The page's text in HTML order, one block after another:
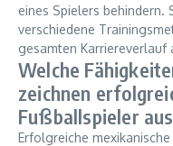
eines Spielers behindern.
verschiedene
gesamten Karriereverlauf
Welche
zeichnen
Fußballspieler
Erfolgreiche